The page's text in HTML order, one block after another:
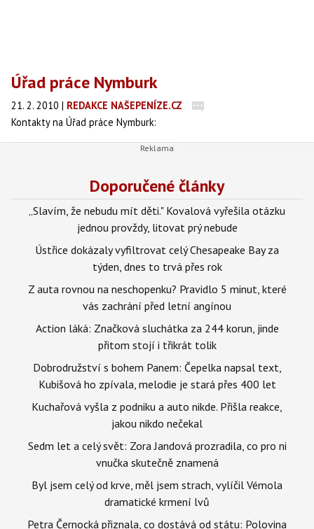
Úřad práce Nymburk
21. 2. 2010 | REDAKCE NAŠEPENÍZE.CZ
Kontakty na Úřad práce Nymburk:
Doporučené články
„Slavím, že nebudu mít děti." Kovalová vyřešila otázku
jednou provždy, litovat prý nebude
Ústřice dokázaly vyfiltrovat celý Chesapeake Bay za
týden, dnes to trvá přes rok
Z auta rovnou na neschopenku? Pravidlo 5 minut, které
vás zachrání před letní angínou
Action láká: Značková sluchátka za 244 korun, jinde
přitom stojí i třikrát tolik
Dobrodružství s bohem Panem: Čepelka napsal text,
Kubišová ho zpívala, melodie je stará přes 400 let
Kuchařová vyšla z podniku a auto nikde. Přišla reakce,
jakou nikdo nečekal
Sedm let a celý svět: Zora Jandová prozradila, co pro ni
vnučka skutečně znamená
Byl jsem celý od krve, měl jsem strach, vylíčil Vémola
dramatické krmení lvů
Petra Černocká přiznala, co dostává od státu: Polovina